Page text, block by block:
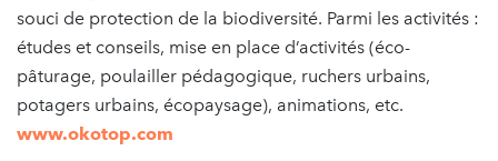
souci de protection de la biodiversité. Parmi les activités :
études et conseils, mise en place d’activités (éco-
pâturage, poulailler pédagogique, ruchers urbains,
potagers urbains, écopaysage), animations, etc.
www.okotop.com